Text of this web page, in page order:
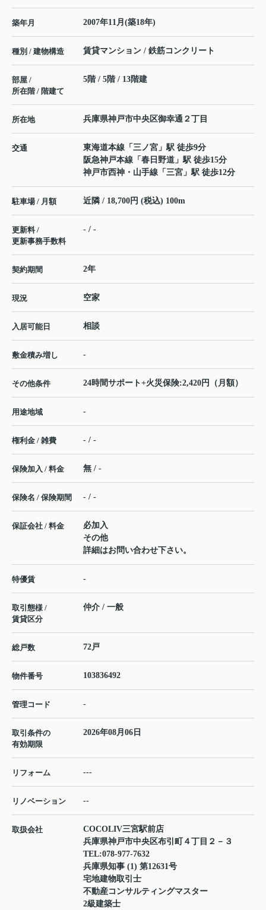
築年月 2007年11月(築18年)
種別 / 建物構造 賃貸マンション / 鉄筋コンクリート
部屋 /
所在階 / 階建て
5階 / 5階 / 13階建
所在地 兵庫県神戸市中央区御幸通 ２丁目
交通 東海道本線 「 三ノ宮 」駅 徒歩9分
阪急神戸本線 「 春日野道 」駅 徒歩15分
神戸市西神・山手線 「 三宮 」駅 徒歩12分
駐車場 / 月額 近隣 / 18,700円 (税込) 100m
更新料 /
更新事務手数料
- / -
契約期間 2年
現況 空家
入居可能日 相談
敷金積み増し -
その他条件 24時間サポート+火災保険:2,420円（月額）
用途地域 -
権利金 / 雑費 - / -
保険加入 / 料金 無 / -
保険名 / 保険期間 - / -
保証会社 / 料金
必加入
その他
詳細はお問い合わせ下さい。
特優賃 -
取引態様 /
賃貸区分
仲介 / 一般
総戸数 72戸
物件番号 103836492
管理コード -
取引条件の
有効期限
2026年08月06日
リフォーム ---
リノベーション --
取扱会社
COCOLIV三宮駅前店
兵庫県神戸市中央区布引町４丁目２－３
TEL:078-977-7632
兵庫県知事 (1) 第12631号
宅地建物取引士
不動産コンサルティングマスター
2級建築士